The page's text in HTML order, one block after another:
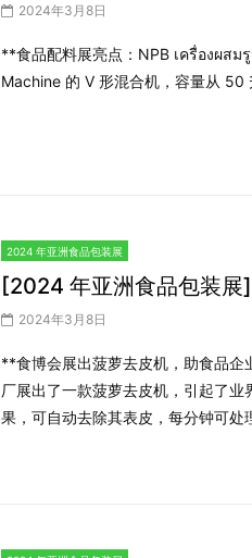
2024年3月8日
**食品配料展亮点：NPB เครื่องผส
Machine 的 V 形混合机，容量从 50
2024 年亚洲食品包装展
[2024 年亚洲食品包装
2024年3月8日
**食博会展出菠萝去皮机，助食品
厂展出了一款菠萝去皮机，引起了
果，可自动去除其表皮，每分钟可处